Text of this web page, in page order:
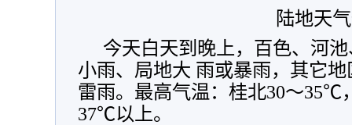
陆地天
今天白天到晚上，百色、河
小雨、局地大 雨或暴雨，其它
雷雨。最高气温：桂北30～35℃
37℃以上。